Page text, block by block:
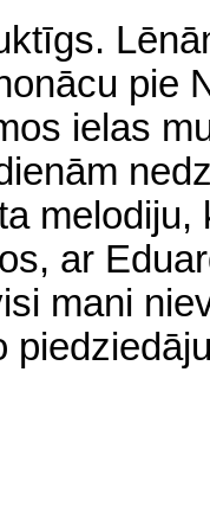
pie
ielas
ar
mani